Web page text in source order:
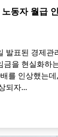
동자 월급
발표된 경제
금을 현실화하
를 인상했는
되자...